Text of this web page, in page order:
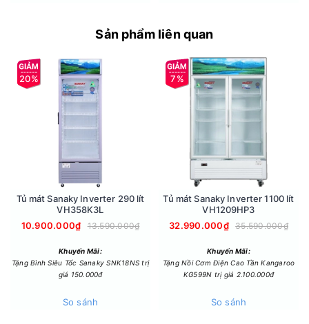
sẽ lâu hơn những tủ lạnh có công nghệ làm lạnh thông
dưỡng và tươi ngon lâu hơn.
Tiết kiệm thời gian và thân thiện với môi trường nhờ Gas
R600a
Được đánh giá là bảo vệ môi trường, Gas R600a đã được
này, tủ có khả năng làm lạnh nhanh chóng nhưng vẫn tiết
Sản phẩm liên quan
20%
Tủ mát Sanaky Inverter 290 lít
VH358K3L
10.900.000₫
13.590.000₫
Khuyến Mãi:
Tặng Bình Siêu Tốc Sanaky SNK18NS trị
giá 150.000đ
So sánh
7%
Tủ mát Sanaky Inverter 1100 lít
VH1209HP3
32.990.000₫
35.590.000₫
Khuyến Mãi:
Tặng Nồi Cơm Điện Cao Tần Kangaroo
KG599N trị giá 2.100.000đ
So sánh